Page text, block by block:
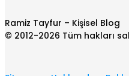
Ramiz Tayfur – Kişisel Blog
© 2012-2026 Tüm hakları